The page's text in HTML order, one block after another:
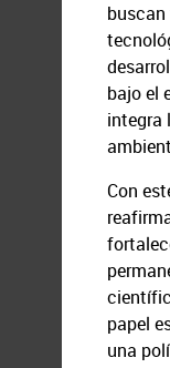
bajo el
integra
Con
papel
una